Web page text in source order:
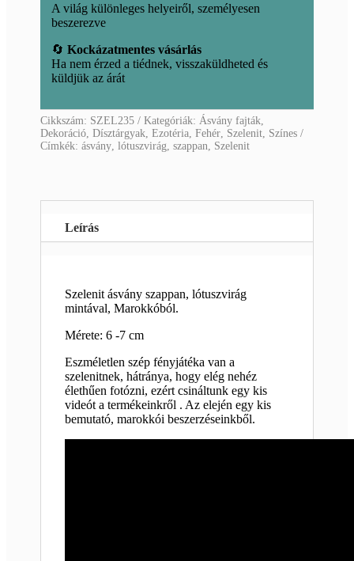
A világ különleges helyeiről, személyesen
beszerezve
🔄Kockázatmentes vásárlás
Ha nem érzed a tiédnek, visszaküldheted és
küldjük az árát
Cikkszám: SZEL235 Kategóriák: Ásvány fajták
Dekoráció ,Dísztárgyak ,Ezotéria ,Fehér Szelenit Színes
Címkék:ásvány ,lótuszvirág ,szappan Szelenit
Leírás
Szelenit ásvány szappan, lótuszvirág
mintával, Marokkóból.
Mérete: 6 -7 cm
Eszméletlen szép fényjátéka van a
szelenitnek, hátránya, hogy elég nehéz
élethűen fotózni, ezért csináltunk egy kis
videót a termékeinkről . Az elején egy kis
bemutató, marokkói beszerzéseinkből.